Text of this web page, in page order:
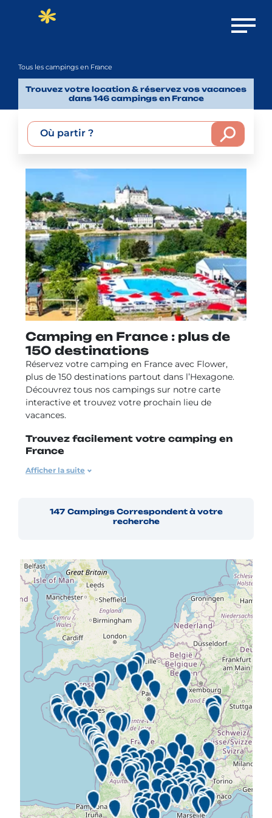
Ouvrir
Tous les campings en France
Trouvez votre location & réservez vos vacances
dans 146 campings en France
Où partir ?
Camping en France : plus de
150 destinations
Réservez votre camping en France avec Flower,
plus de 150 destinations partout dans l’Hexagone.
Découvrez tous nos campings sur notre carte
interactive et trouvez votre prochain lieu de
vacances.
Trouvez facilement votre camping en
France
Naviguez à travers notre carte interactive pour
Camping au bord d’un lac ou à la
montagne ? Notre carte des campings en France
Chaque région a son charme et grâce à notre carte
interactive, vous pourrez facilement choisir le cadre
parfait pour vos futures vacances. La France offre
un environnement de vacances idéal, avec une belle
diversité de paysages. C’est pourquoi, chez Flower
Campings, nous avons à cœur de vous proposer
des établissements 3, 4 et5 étoiles, ouverts sur la
nature, partout en France. De la Bretagne à la
Provence, en passant par l'Alsace et la Dordogne,
les régions de France ont tant à offrir.
Des campings partout en France
Chez Flower Campings, nous vous proposons des
établissements dans toutes les régions de France.
Année après année, multipliez les découvertes et
suivez vos envies d'aventures en pleine nature.
Le Nord de la France, un charme
authentique
Explorez le Nord avec ses vastes plages, ses
Afficher la suite
147 Campings Correspondent à votre
recherche